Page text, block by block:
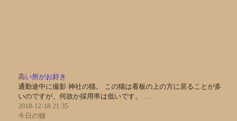
高い所がお好き
通勤途中に撮影 神社の猫。 この猫は看板の上の方に居ることが多
いのですが、何故か採用率は低いです。 …
2018-12-18 21:35
今日の猫